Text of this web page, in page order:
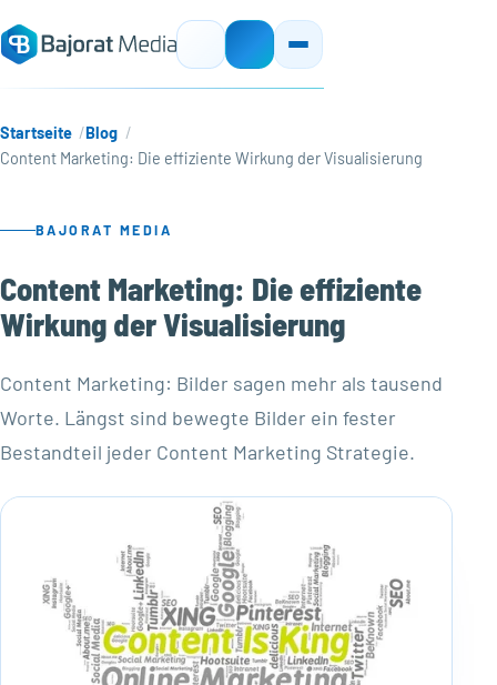
Startseite
Blog
Content Marketing: Die effiziente Wirkung der Visualisierung
BAJORAT MEDIA
Content Marketing: Die effiziente
Wirkung der Visualisierung
Content Marketing: Bilder sagen mehr als tausend
Worte. Längst sind bewegte Bilder ein fester
Bestandteil jeder Content Marketing Strategie.